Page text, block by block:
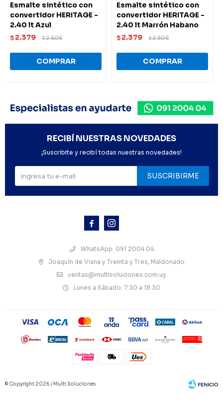
Esmalte sintético con
convertidor HERITAGE -
2.40 lt Azul
$ 2.379 $2.505
Esmalte sintético con
convertidor HERITAGE -
2.40 lt Marrón Habano
$ 2.379 $2.505
 
WhatsApp: 091 2004 04
Joaquín de Viana y Treinta y Tres, Maldonado
ventas@multisoluciones.com.uy
Lunes a Sábado: 7:30 a 18:30
RECIBÍ NUESTRAS NOVEDADES
¡Suscribite y recibí todas nuestras novedades!
SUSCRIBIRME
© Copyright 2026 / Multi Soluciones